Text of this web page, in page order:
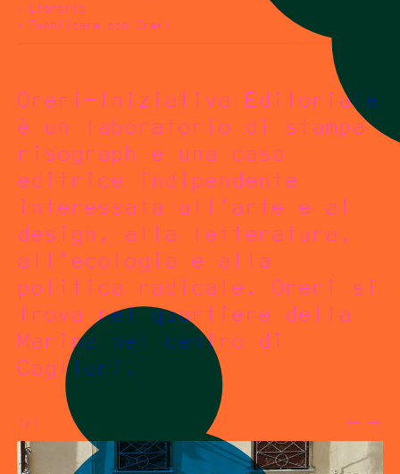
Librerie
Pubblicare con Oreri
Oreri—Iniziativa Editoriale
è un laboratorio di stampa
risograph e una casa
editrice indipendente
interessata all’arte e al
design, alla letteratura,
all’ecologia e alla
politica radicale. Oreri si
trova nel quartiere della
Marina nel centro di
Cagliari.
1/1